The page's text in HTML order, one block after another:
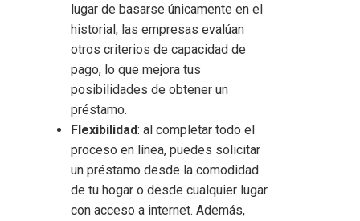
lugar de basarse únicamente en el
historial, las empresas evalúan
otros criterios de capacidad de
pago, lo que mejora tus
posibilidades de obtener un
préstamo.
Flexibilidad: al completar todo el
proceso en línea, puedes solicitar
un préstamo desde la comodidad
de tu hogar o desde cualquier lugar
con acceso a internet. Además,